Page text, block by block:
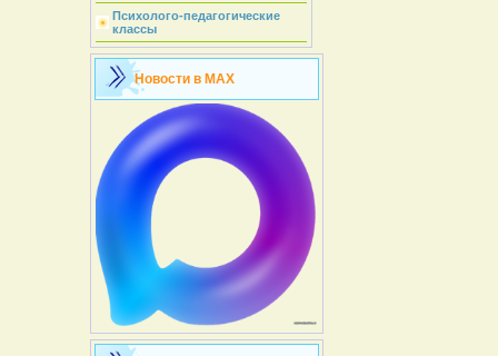
Психолого-педагогические
классы
Новости в MAX